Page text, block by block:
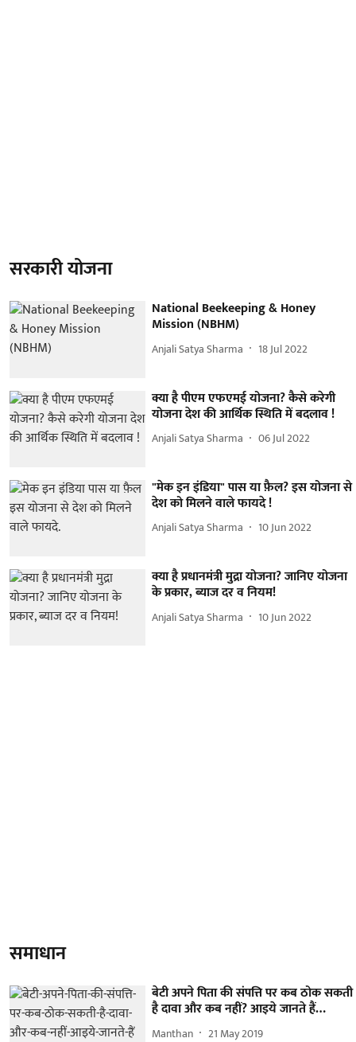
सरकारी योजना
National Beekeeping & Honey
Mission (NBHM)
Anjali Satya Sharma 18 Jul 2022
क्या है पीएम एफएमई योजना? कैसे करेगी
योजना देश की आर्थिक स्थिति में बदलाव !
Anjali Satya Sharma 06 Jul 2022
"मेक इन इंडिया" पास या फ़ैल? इस योजना से
देश को मिलने वाले फायदे !
Anjali Satya Sharma 10 Jun 2022
क्या है प्रधानमंत्री मुद्रा योजना? जानिए योजना
के प्रकार, ब्याज दर व नियम!
Anjali Satya Sharma 10 Jun 2022
समाधान
बेटी अपने पिता की संपत्ति पर कब ठोक सकती
है दावा और कब नहीं? आइये जानते हैं…
Manthan 21 May 2019